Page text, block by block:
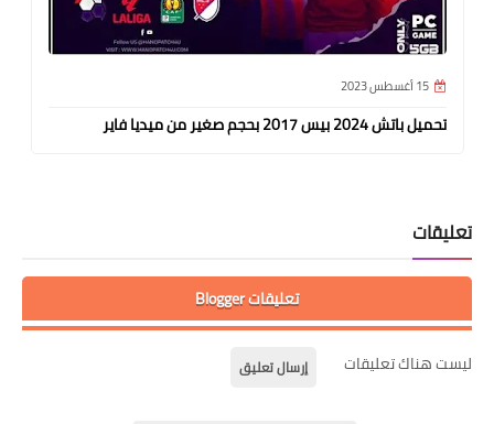
15 أغسطس 2023
تحميل باتش 2024 بيس 2017 بحجم صغير من ميديا فاير
تعليقات
تعليقات Blogger
ليست هناك تعليقات إرسال تعليق